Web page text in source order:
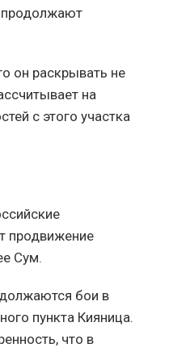
продолжают
он раскрывать не
на
с этого участка
продвижение
Сум.
бои в
пункта Кияница.
что в